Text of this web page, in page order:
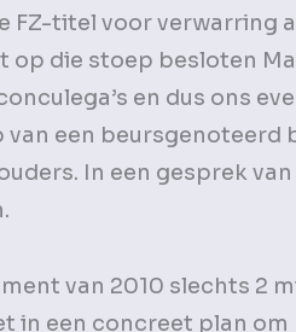
FZ-titel voor verwarring
op die stoep besloten
en dus ons
van een beursgenoteerd
In een gesprek
van 2010 slechts 2
in een concreet plan